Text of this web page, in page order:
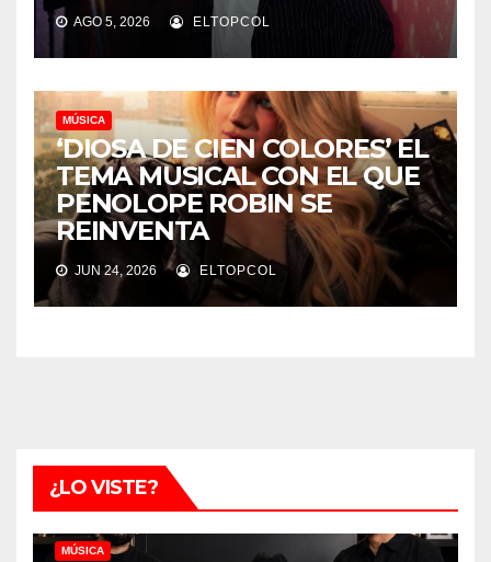
AGO 5, 2026 ELTOPCOL
MÚSICA
‘DIOSA DE CIEN COLORES’ EL
TEMA MUSICAL CON EL QUE
PENOLOPE ROBIN SE
REINVENTA
JUN 24, 2026 ELTOPCOL
¿LO VISTE?
MÚSICA